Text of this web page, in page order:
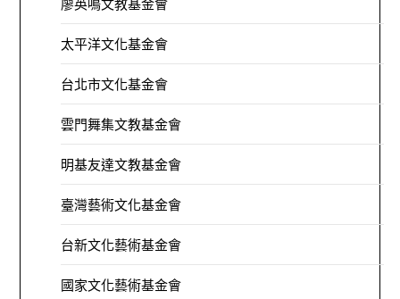
廖英鳴文教基金會
太平洋文化基金會
台北市文化基金會
雲門舞集文教基金會
明基友達文教基金會
臺灣藝術文化基金會
台新文化藝術基金會
國家文化藝術基金會